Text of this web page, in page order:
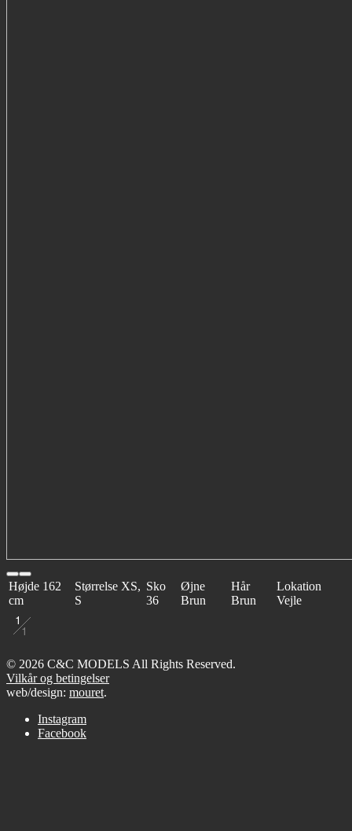
Højde 162
cm
Størrelse XS,
S
Sko
36
Øjne
Brun
Hår
Brun
Lokation
Vejle
1
1
© 2026 C&C MODELS All Rights Reserved.
Vilkår og betingelser
web/design: mouret.
Instagram
Facebook